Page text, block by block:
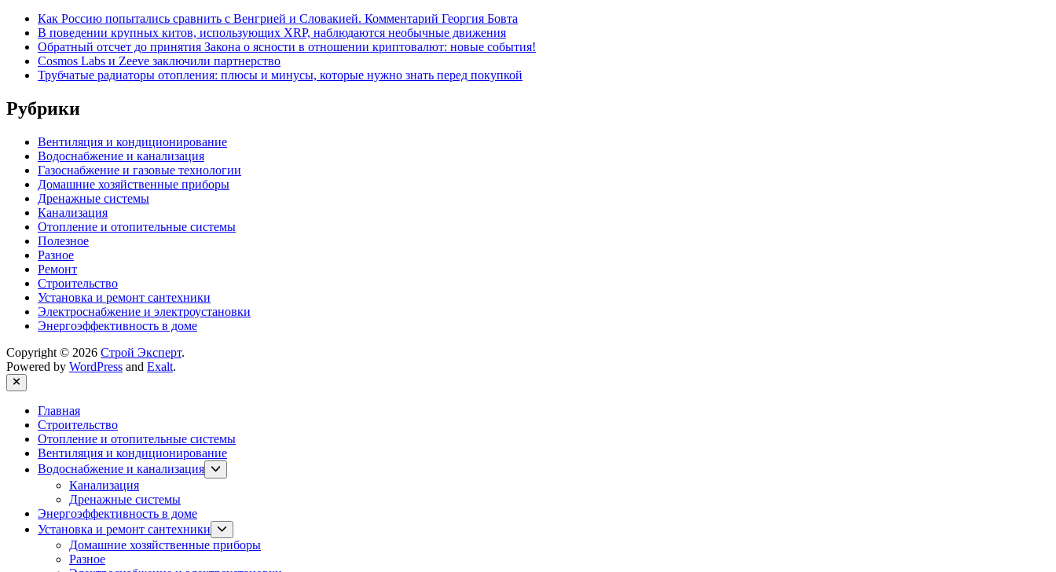
Как Россию попытались сравнить с Венгрией и Словакией. Комментарий Георгия Бовта
В поведении крупных китов, использующих XRP, наблюдаются необычные движения
Обратный отсчет до принятия Закона о ясности в отношении криптовалют: новые события!
Cosmos Labs и Zeeve заключили партнерство
Трубчатые радиаторы отопления: плюсы и минусы, которые нужно знать перед покупкой
Рубрики
Вентиляция и кондиционирование
Водоснабжение и канализация
Газоснабжение и газовые технологии
Домашние хозяйственные приборы
Дренажные системы
Канализация
Отопление и отопительные системы
Полезное
Разное
Ремонт
Строительство
Установка и ремонт сантехники
Электроснабжение и электроустановки
Энергоэффективность в доме
Copyright © 2026 Строй Эксперт.
Powered by WordPress and Exalt.
Close
Главная
Строительство
Отопление и отопительные системы
Вентиляция и кондиционирование
Водоснабжение и канализация
Show
sub
Канализация
Дренажные системы
Энергоэффективность в доме
Установка и ремонт сантехники
sub
menu
Домашние хозяйственные приборы
Разное